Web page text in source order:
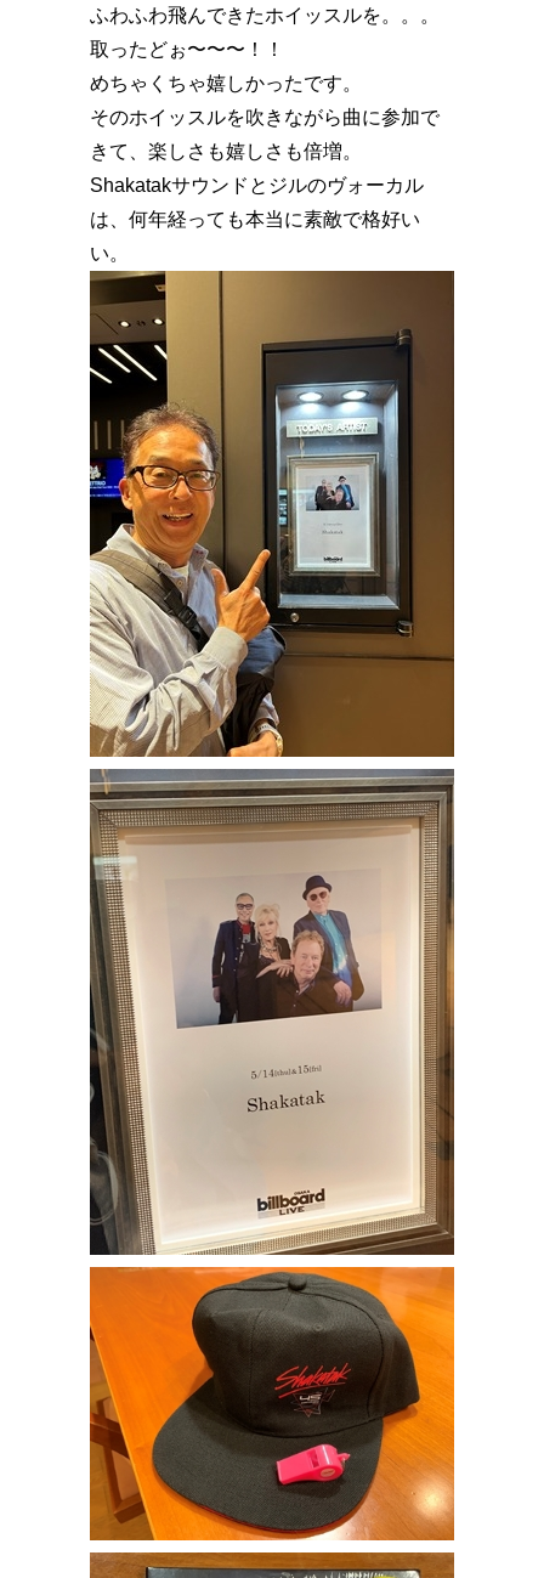
ふわふわ飛んできたホイッスルを。。。
取ったどぉ〜〜〜！！
めちゃくちゃ嬉しかったです。
そのホイッスルを吹きながら曲に参加で
きて、楽しさも嬉しさも倍増。
Shakatakサウンドとジルのヴォーカル
は、何年経っても本当に素敵で格好い
い。